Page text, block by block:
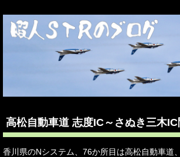
高松自動車道 志度IC～さぬき三木
香川県のNシステム、76か所目は高松自動車道